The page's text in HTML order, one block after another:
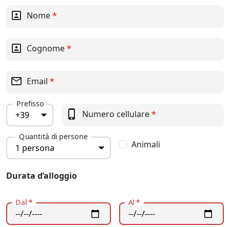
Nome*
portrait
Cognome*
portrait
Email *
mail_outline
Prefisso
Numero cellulare*
phone_iphone
Quantità di persone
Animali
Durata d’alloggio
Dal * Al*